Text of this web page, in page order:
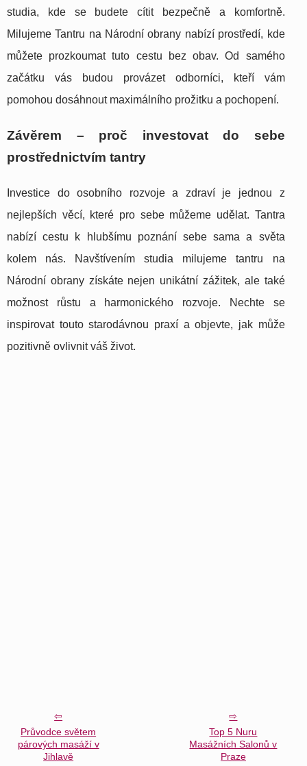
studia, kde se budete cítit bezpečně a komfortně.
Milujeme Tantru na Národní obrany nabízí prostředí, kde
můžete prozkoumat tuto cestu bez obav. Od samého
začátku vás budou provázet odborníci, kteří vám
pomohou dosáhnout maximálního prožitku a pochopení.
Závěrem – proč investovat do sebe
prostřednictvím tantry
Investice do osobního rozvoje a zdraví je jednou z
nejlepších věcí, které pro sebe můžeme udělat. Tantra
nabízí cestu k hlubšímu poznání sebe sama a světa
kolem nás. Navštívením studia milujeme tantru na
Národní obrany získáte nejen unikátní zážitek, ale také
možnost růstu a harmonického rozvoje. Nechte se
inspirovat touto starodávnou praxí a objevte, jak může
pozitivně ovlivnit váš život.
Průvodce světem
párových masáží v
Jihlavě
Top 5 Nuru
Masážních Salonů v
Praze